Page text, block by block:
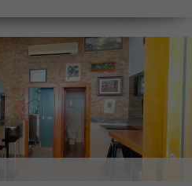
COBRAMOS COMISIÓN AL